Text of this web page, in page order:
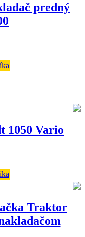
predný
1050 Vario
Traktor